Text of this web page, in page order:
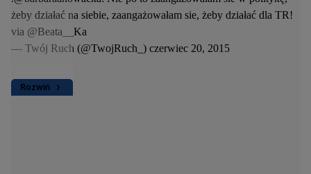
Rozwiń
żeby działać na siebie, zaangażowałam sie, żeby działać dla TR!
via @Beata__Ka
— Twój Ruch (@TwojRuch_) czerwiec 20, 2015